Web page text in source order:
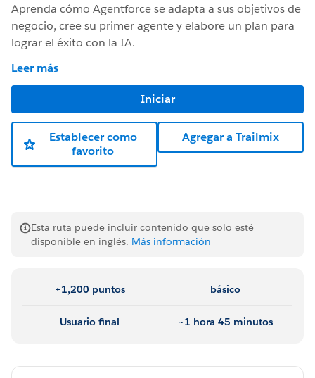
Aprenda cómo Agentforce se adapta a sus objetivos de
negocio, cree su primer agente y elabore un plan para
lograr el éxito con la IA.
Leer más
Iniciar
Establecer como
favorito
Agregar a Trailmix
Esta ruta puede incluir contenido que solo esté
disponible en inglés. Más información
+1,200 puntos básico
Usuario final ~1 hora 45 minutos